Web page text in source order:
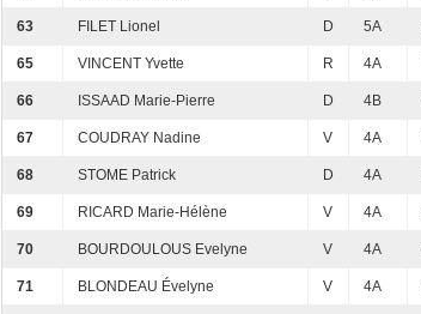
63 FILET Lionel D 5A
65 VINCENT Yvette R 4A
66 ISSAAD Marie-Pierre D 4B
67 COUDRAY Nadine V 4A
68 STOME Patrick D 4A
69 RICARD Marie-Hélène V 4A
70 BOURDOULOUS Evelyne V 4A
71 BLONDEAU Évelyne V 4A